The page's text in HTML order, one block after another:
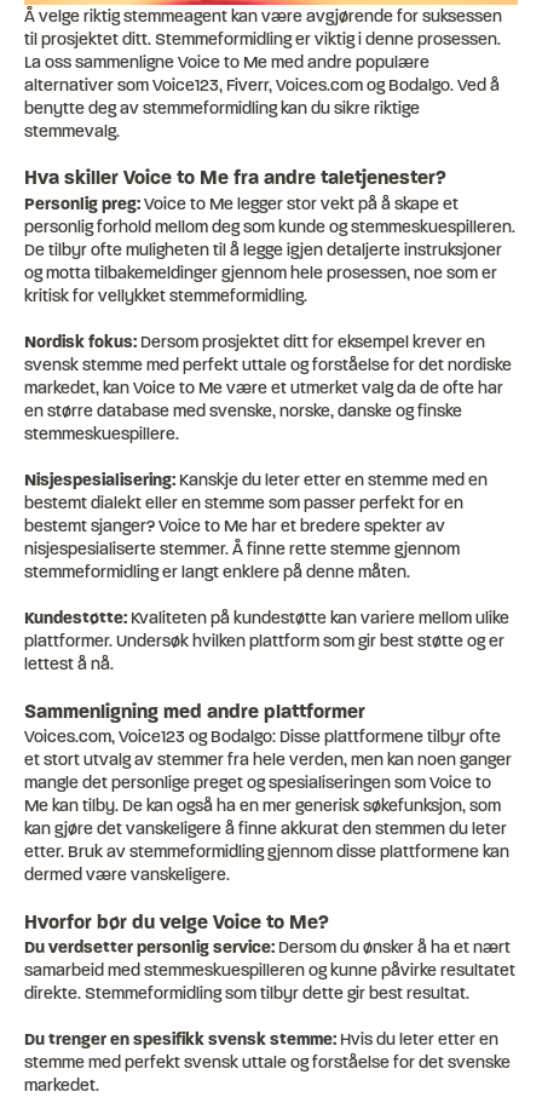
Å velge riktig stemmeagent kan være avgjørende for suksessen
til prosjektet ditt. Stemmeformidling er viktig i denne prosessen.
La oss sammenligne Voice to Me med andre populære
alternativer som Voice123, Fiverr, Voices.com og Bodalgo. Ved å
benytte deg av stemmeformidling kan du sikre riktige
stemmevalg.
Hva skiller Voice to Me fra andre taletjenester?
Personlig preg:Voice to Me legger stor vekt på å skape et
personlig forhold mellom deg som kunde og stemmeskuespilleren.
De tilbyr ofte muligheten til å legge igjen detaljerte instruksjoner
og motta tilbakemeldinger gjennom hele prosessen, noe som er
kritisk for vellykket stemmeformidling.
Nordisk fokus: Dersom prosjektet ditt for eksempel krever en
svensk stemme med perfekt uttale og forståelse for det nordiske
markedet, kan Voice to Me være et utmerket valg da de ofte har
en større database med svenske, norske, danske og finske
stemmeskuespillere.
Nisjespesialisering: Kanskje du leter etter en stemme med en
bestemt dialekt eller en stemme som passer perfekt for en
bestemt sjanger? Voice to Me har et bredere spekter av
nisjespesialiserte stemmer. Å finne rette stemme gjennom
stemmeformidling er langt enklere på denne måten.
Kundestøtte: Kvaliteten på kundestøtte kan variere mellom ulike
plattformer. Undersøk hvilken plattform som gir best støtte og er
lettest å nå.
Sammenligning med andre plattformer
Voices.com, Voice123 og Bodalgo: Disse plattformene tilbyr ofte
et stort utvalg av stemmer fra hele verden, men kan noen ganger
mangle det personlige preget og spesialiseringen som Voice to
Me kan tilby. De kan også ha en mer generisk søkefunksjon, som
kan gjøre det vanskeligere å finne akkurat den stemmen du leter
etter. Bruk av stemmeformidling gjennom disse plattformene kan
dermed være vanskeligere.
Hvorfor bør du velge Voice to Me?
Du verdsetter personlig service: Dersom du ønsker å ha et nært
samarbeid med stemmeskuespilleren og kunne påvirke resultatet
direkte. Stemmeformidling som tilbyr dette gir best resultat.
Du trenger en spesifikk svensk stemme: Hvis du leter etter en
stemme med perfekt svensk uttale og forståelse for det svenske
markedet.